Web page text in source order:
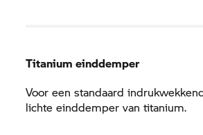
Titanium einddemper
Voor een standaard
lichte einddemper van titanium.